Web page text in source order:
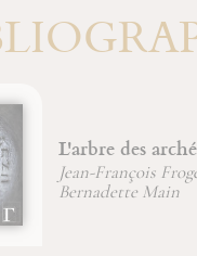
des archétypes
Froger
Main